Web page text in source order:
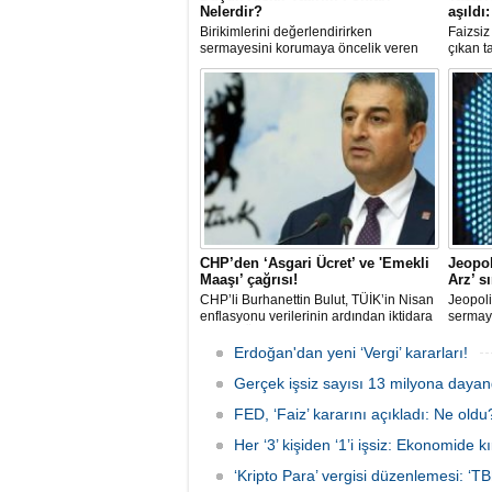
Nelerdir?
Birikimlerini değerlendirirken
sermayesini korumaya öncelik veren
yatırımcılar için düşük riskli fonlar
önemli bir alternatif sunar.
çıkan
güçlü
CHP’den ‘Asgari Ücret’ ve 'Emekli
Maaşı’ çağrısı!
CHP’li Burhanettin Bulut, TÜİK’in Nisan
enflasyonu verilerinin ardından iktidara
yaptı. Bulut; hayat pahalılığı karşısında
mevcut gelirlerle geçinmenin mümkün
olmadığını belirtti.
Arz’
halka
132
Erdoğan'dan yeni ‘Vergi’ kararları!
Gerçek işsiz sayısı 13 milyona
FED, ‘Faiz’ kararını açıkladı: Ne
Her ‘3’ kişiden ‘1’i işsiz: Ekonomide
‘Kripto Para’ vergisi düzenlemesi: